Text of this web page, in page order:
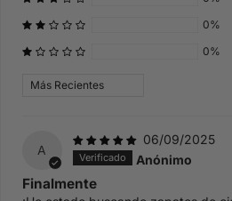
0%
0%
Sort by
A
06/09/2025
Anónimo
Finalmente